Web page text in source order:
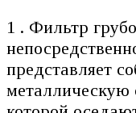
1 . Фильтр
представляет
металлическую